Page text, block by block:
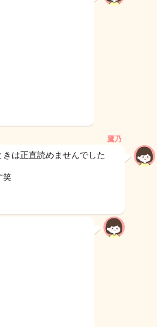
鷹乃
は正直読めませんでした
笑